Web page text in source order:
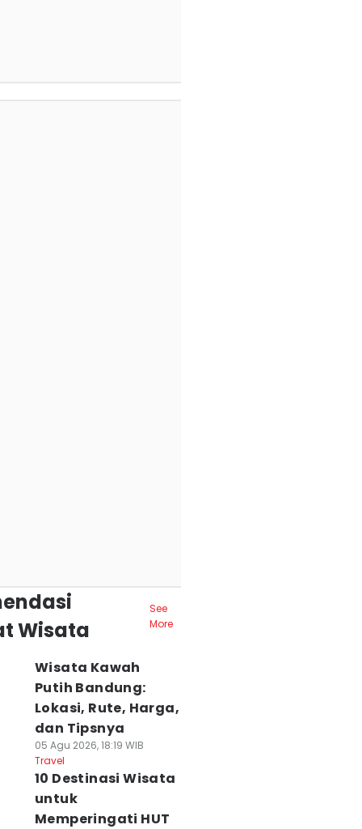
Wisata
See
More
Wisata Kawah
Putih Bandung:
Lokasi, Rute, Harga,
dan Tipsnya
05 Agu 2026, 18:19 WIB
Travel
10 Destinasi Wisata
untuk
Memperingati HUT